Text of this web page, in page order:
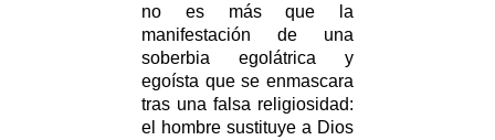
no es más que la
manifestación de una
soberbia egolátrica y
egoísta que se enmascara
tras una falsa religiosidad:
el hombre sustituye a Dios